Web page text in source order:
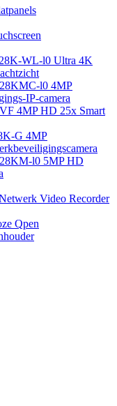
WL-l0 ​​Ultra 4K
l0 4MP
IP-camera
4MP HD 25x Smart
G 4MP
l0 5MP HD
Video Recorder
Qpen